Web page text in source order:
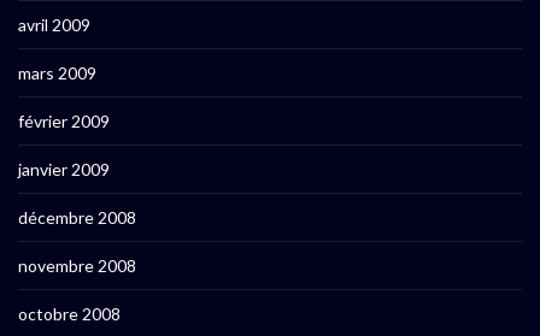
avril 2009
mars 2009
février 2009
janvier 2009
décembre 2008
novembre 2008
octobre 2008